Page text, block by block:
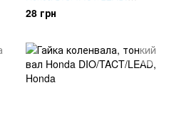
Сторона варіатора
28 грн